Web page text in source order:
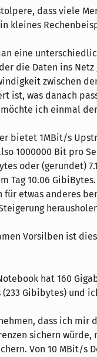
dass viele
kleines
eine
die Daten ins
zwischen
ist, was danach
ich einmal
bietet 1MBit/s
1000000 Bit pro
oder (gerundet)
Tag 10.06
für etwas anderes
Vorsilben ist
hat 160
Gibibytes) und
dass ich mir
sichern
Von 10 MBit/s